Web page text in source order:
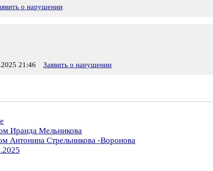
о нарушении
21:46 Заявить о нарушении
Ираида Мельникова
Антонина Стрельникова -Воронова